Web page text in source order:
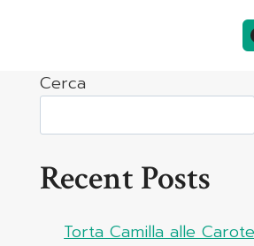
Cerca
Recent Posts
Torta Camilla alle